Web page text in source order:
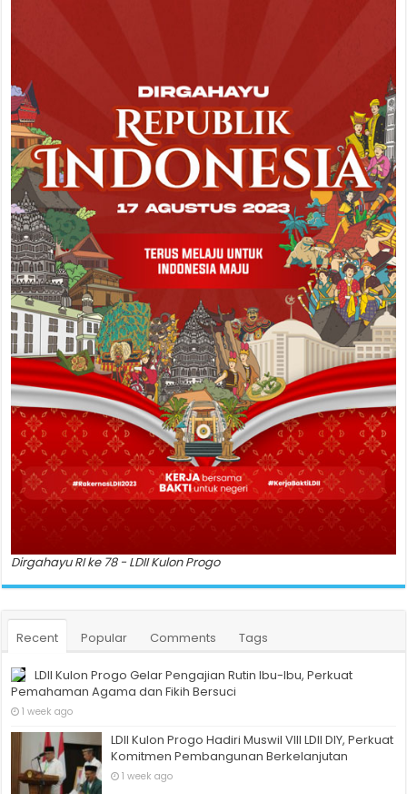
Dirgahayu RI ke 78 - LDII Kulon Progo
Recent Popular Comments Tags
LDII Kulon Progo Gelar Pengajian Rutin Ibu-Ibu, Perkuat
Pemahaman Agama dan Fikih Bersuci
1 week ago
LDII Kulon Progo Hadiri Muswil VIII LDII DIY, Perkuat
Komitmen Pembangunan Berkelanjutan
1 week ago